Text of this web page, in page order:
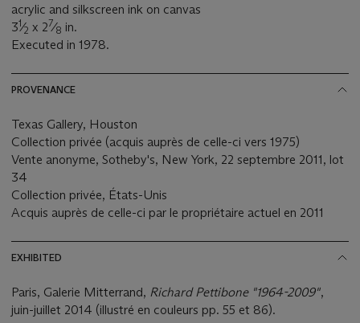
acrylic and silkscreen ink on canvas
31⁄2 x 27⁄8 in.
Executed in 1978.
PROVENANCE
Texas Gallery, Houston
Collection privée (acquis auprès de celle-ci vers 1975)
Vente anonyme, Sotheby's, New York, 22 septembre 2011, lot
34
Collection privée, États-Unis
Acquis auprès de celle-ci par le propriétaire actuel en 2011
EXHIBITED
Paris, Galerie Mitterrand, Richard Pettibone "1964-2009",
juin-juillet 2014 (illustré en couleurs pp. 55 et 86).